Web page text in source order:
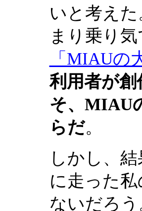
いと考え
まり乗り
「MIAUの
利用者が
そ、MIAU
らだ。
しかし、
に走った
ないだろ